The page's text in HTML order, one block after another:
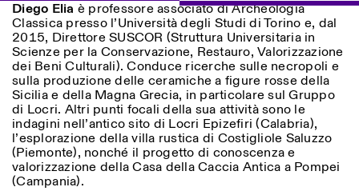
Diego Elia è professore associato di Archeologia
Classica presso l’Università degli Studi di Torino e, dal
2015, Direttore SUSCOR (Struttura Universitaria in
Scienze per la Conservazione, Restauro, Valorizzazione
dei Beni Culturali). Conduce ricerche sulle necropoli e
sulla produzione delle ceramiche a figure rosse della
Sicilia e della Magna Grecia, in particolare sul Gruppo
di Locri. Altri punti focali della sua attività sono le
indagini nell’antico sito di Locri Epizefiri (Calabria),
l’esplorazione della villa rustica di Costigliole Saluzzo
(Piemonte), nonché il progetto di conoscenza e
valorizzazione della Casa della Caccia Antica a Pompei
(Campania).